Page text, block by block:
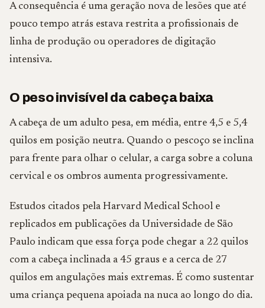
A consequência é uma geração nova de lesões que até
pouco tempo atrás estava restrita a profissionais de
linha de produção ou operadores de digitação
intensiva.
O peso invisível da cabeça baixa
A cabeça de um adulto pesa, em média, entre 4,5 e 5,4
quilos em posição neutra. Quando o pescoço se inclina
para frente para olhar o celular, a carga sobre a coluna
cervical e os ombros aumenta progressivamente.
Estudos citados pela Harvard Medical School e
replicados em publicações da Universidade de São
Paulo indicam que essa força pode chegar a 22 quilos
com a cabeça inclinada a 45 graus e a cerca de 27
quilos em angulações mais extremas. É como sustentar
uma criança pequena apoiada na nuca ao longo do dia.